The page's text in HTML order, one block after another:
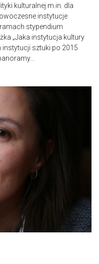
kulturalnej m.in. dla
instytucje
stypendium
„Jaka instytucja kultury
instytucji sztuki po 2015